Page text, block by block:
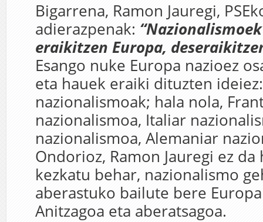
Bigarrena, Ramon Jauregi,
adierazpenak:
eraikitzen Europa,
Esango nuke Europa nazioez
eta hauek eraiki dituzten ideiez:
nazionalismoak; hala nola,
nazionalismoa, Italiar
nazionalismoa, Alemaniar
Ondorioz, Ramon Jauregi ez
kezkatu behar, nazionalismo
aberastuko bailute bere
Anitzagoa eta aberatsagoa.